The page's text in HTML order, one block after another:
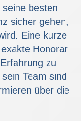
besten
sicher gehen,
Eine kurze
Honorar
zu
Team sind
über die